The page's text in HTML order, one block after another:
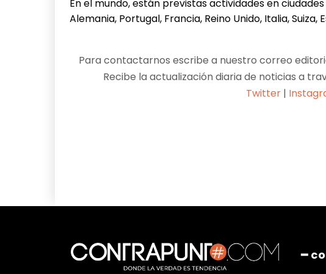
En el mundo, están previstas actividades en
Alemania, Portugal, Francia, Reino Unido, Italia, Suiza,
Para contactarnos escribe a nuestro correo
Recibe la actualización diaria de noticias a
Twitter |
━